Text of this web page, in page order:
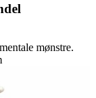
mønstre.